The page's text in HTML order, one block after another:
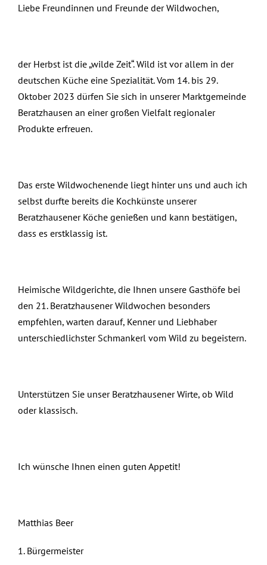
Liebe Freundinnen und Freunde der Wildwochen,
der Herbst ist die „wilde Zeit“. Wild ist vor allem in der
deutschen Küche eine Spezialität. Vom 14. bis 29.
Oktober 2023 dürfen Sie sich in unserer Marktgemeinde
Beratzhausen an einer großen Vielfalt regionaler
Produkte erfreuen.
Das erste Wildwochenende liegt hinter uns und auch ich
selbst durfte bereits die Kochkünste unserer
Beratzhausener Köche genießen und kann bestätigen,
dass es erstklassig ist.
Heimische Wildgerichte, die Ihnen unsere Gasthöfe bei
den 21. Beratzhausener Wildwochen besonders
empfehlen, warten darauf, Kenner und Liebhaber
unterschiedlichster Schmankerl vom Wild zu begeistern.
Unterstützen Sie unser Beratzhausener Wirte, ob Wild
oder klassisch.
Ich wünsche Ihnen einen guten Appetit!
Matthias Beer
1. Bürgermeister